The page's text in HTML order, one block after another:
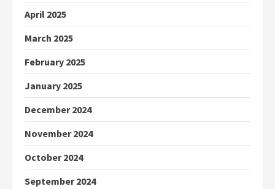
April 2025
March 2025
February 2025
January 2025
December 2024
November 2024
October 2024
September 2024